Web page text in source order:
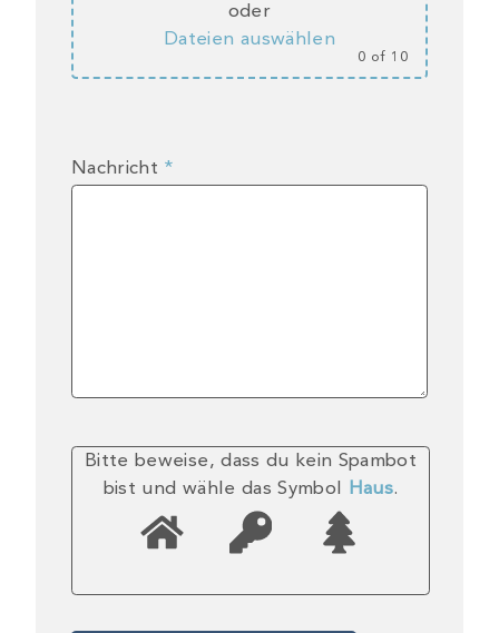
oder
Dateien auswählen
0 of 10
Nachricht *
Bitte beweise, dass du kein Spambot
bist und wähle das Symbol
Haus.